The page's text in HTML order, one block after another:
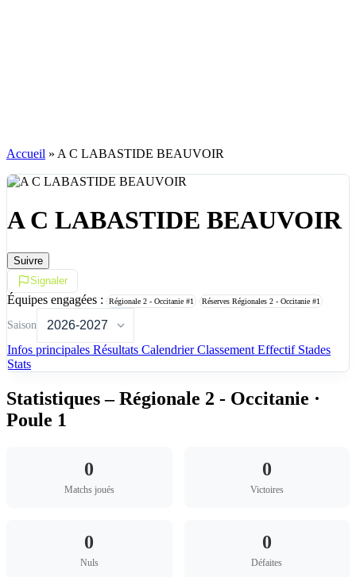
Accueil » A C LABASTIDE BEAUVOIR
A C LABASTIDE BEAUVOIR
Suivre
Signaler
Équipes engagées : Régionale 2 - Occitanie #1 Réserves Régionales 2 - Occitanie #1
Saison
Infos principales Résultats CalendrierClassement Effectif Stades
Stats
Statistiques – Régionale 2 - Occitanie ·
Poule 1
0
Matchs joués
0
Victoires
0
Nuls
0
Défaites